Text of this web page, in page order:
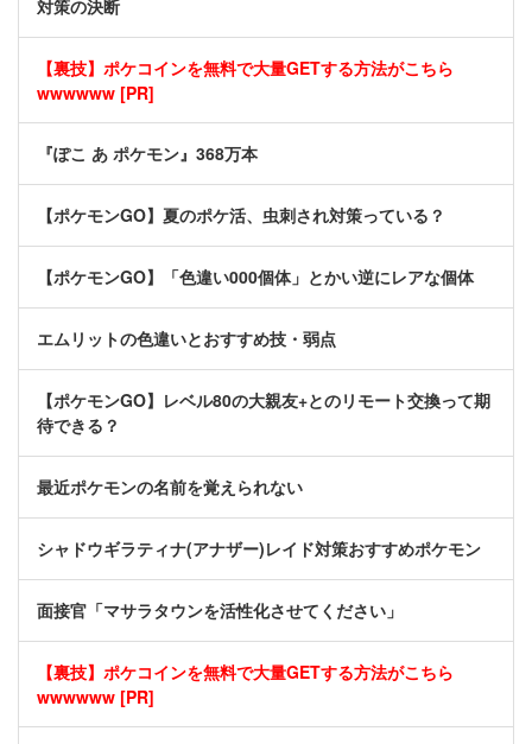
対策の決断
【裏技】ポケコインを無料で大量GETする方法がこちら
wwwwww [PR]
『ぽこ あ ポケモン』368万本
【ポケモンGO】夏のポケ活、虫刺され対策っている？
【ポケモンGO】「色違い000個体」とかい逆にレアな個体
エムリットの色違いとおすすめ技・弱点
【ポケモンGO】レベル80の大親友+とのリモート交換って期
待できる？
最近ポケモンの名前を覚えられない
シャドウギラティナ(アナザー)レイド対策おすすめポケモン
面接官「マサラタウンを活性化させてください」
【裏技】ポケコインを無料で大量GETする方法がこちら
wwwwww [PR]